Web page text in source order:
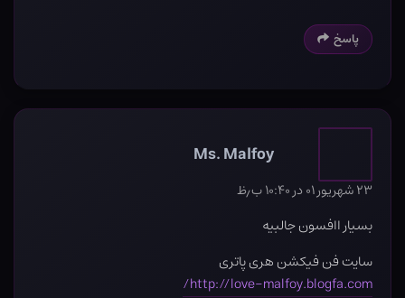
پاسخ
Ms. Malfoy
۲۳ شهریور ۰۱ در ۱۰:۴۰ ب٫ظ
بسیار اافسون جالبیه
سایت فن فیکشن هری پاتری
http://love-malfoy.blogfa.com/